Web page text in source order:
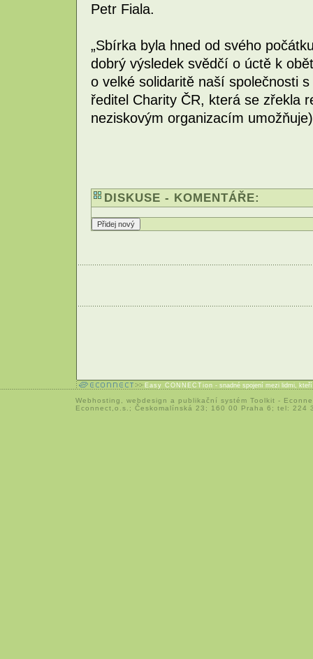
Petr Fiala.
„Sbírka byla hned od svého
dobrý výsledek svědčí o úctě k
o velké solidaritě naší společnosti
ředitel Charity ČR, která se zřekla
neziskovým organizacím
DISKUSE - KOMENTÁŘE:
Easy CONNECTion - snadné spojení mezi lidmi,
Webhosting webdesign a publikační systém Toolkit -
Econnect,o.s.; Českomalínská 23; 160 00 Praha 6; tel: 224